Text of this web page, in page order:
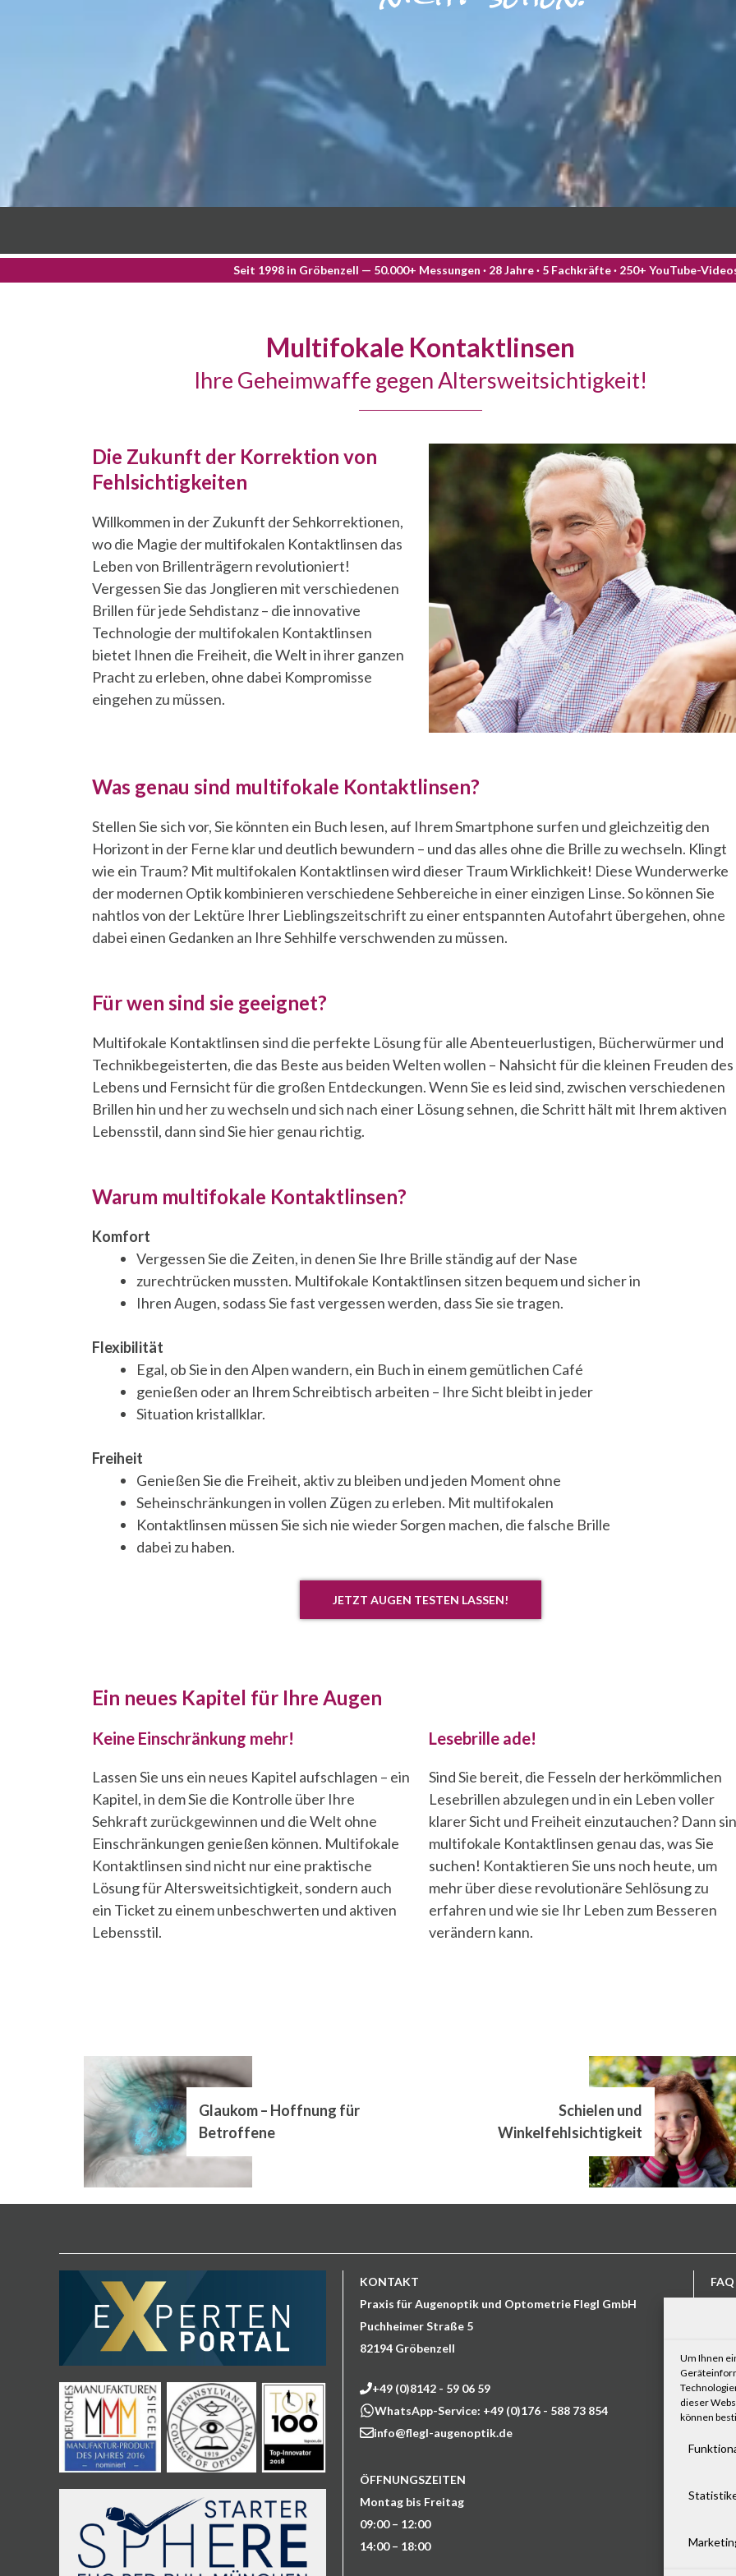
Um Ihnen
dieser
können
Seit 1998 in Gröbenzell — 50.000+ Messungen · 28 Jahre · 5 Fachkräfte · 250+ YouTube-
Multifokale Kontaktlinsen
Ihre Geheimwaffe gegen Altersweitsichtigkeit!
Die Zukunft der Korrektion von
Fehlsichtigkeiten
Willkommen in der Zukunft der Sehkorrektionen,
wo die Magie der multifokalen Kontaktlinsen das
Leben von Brillenträgern revolutioniert!
Vergessen Sie das Jonglieren mit verschiedenen
Brillen für jede Sehdistanz – die innovative
Technologie der multifokalen Kontaktlinsen
bietet Ihnen die Freiheit, die Welt in ihrer ganzen
Pracht zu erleben, ohne dabei Kompromisse
eingehen zu müssen.
Was genau sind multifokale Kontaktlinsen?
Stellen Sie sich vor, Sie könnten ein Buch lesen, auf Ihrem Smartphone surfen und gleichzeitig den
Horizont in der Ferne klar und deutlich bewundern – und das alles ohne die Brille zu wechseln. Klingt
wie ein Traum? Mit multifokalen Kontaktlinsen wird dieser Traum Wirklichkeit! Diese Wunderwerke
der modernen Optik kombinieren verschiedene Sehbereiche in einer einzigen Linse. So können Sie
nahtlos von der Lektüre Ihrer Lieblingszeitschrift zu einer entspannten Autofahrt übergehen, ohne
dabei einen Gedanken an Ihre Sehhilfe verschwenden zu müssen.
Für wen sind sie geeignet?
Multifokale Kontaktlinsen sind die perfekte Lösung für alle Abenteuerlustigen, Bücherwürmer und
Technikbegeisterten, die das Beste aus beiden Welten wollen – Nahsicht für die kleinen Freuden des
Lebens und Fernsicht für die großen Entdeckungen. Wenn Sie es leid sind, zwischen verschiedenen
Brillen hin und her zu wechseln und sich nach einer Lösung sehnen, die Schritt hält mit Ihrem aktiven
Lebensstil, dann sind Sie hier genau richtig.
Warum multifokale Kontaktlinsen?
Komfort
Vergessen Sie die Zeiten, in denen Sie Ihre Brille ständig auf der Nase
zurechtrücken mussten. Multifokale Kontaktlinsen sitzen bequem und sicher in
Ihren Augen, sodass Sie fast vergessen werden, dass Sie sie tragen.
Flexibilität
Egal, ob Sie in den Alpen wandern, ein Buch in einem gemütlichen Café
genießen oder an Ihrem Schreibtisch arbeiten – Ihre Sicht bleibt in jeder
Situation kristallklar.
Freiheit
Genießen Sie die Freiheit, aktiv zu bleiben und jeden Moment ohne
Seheinschränkungen in vollen Zügen zu erleben. Mit multifokalen
Kontaktlinsen müssen Sie sich nie wieder Sorgen machen, die falsche Brille
dabei zu haben.
JETZT AUGEN TESTEN LASSEN!
Ein neues Kapitel für Ihre Augen
Keine Einschränkung mehr!
Lassen Sie uns ein neues Kapitel aufschlagen – ein
Kapitel, in dem Sie die Kontrolle über Ihre
Sehkraft zurückgewinnen und die Welt ohne
Einschränkungen genießen können. Multifokale
Kontaktlinsen sind nicht nur eine praktische
Lösung für Altersweitsichtigkeit, sondern auch
ein Ticket zu einem unbeschwerten und aktiven
Lebensstil.
Lesebrille ade!
Sind Sie bereit, die Fesseln der herkömmlichen
Lesebrillen abzulegen und in ein Leben voller
klarer Sicht und Freiheit einzutauchen? Dann
multifokale Kontaktlinsen genau das, was Sie
suchen! Kontaktieren Sie uns noch heute, um
mehr über diese revolutionäre Sehlösung zu
erfahren und wie sie Ihr Leben zum Besseren
verändern kann.
Glaukom – Hoffnung für
Betroffene
Schielen und
Winkelfehlsichtigkeit
KONTAKT
Praxis für Augenoptik und Optometrie Flegl GmbH
Puchheimer Straße 5
82194 Gröbenzell
+49 (0)8142 - 59 06 59
WhatsApp-Service: +49 (0)176 - 588 73 854
info@flegl-augenoptik.de
ÖFFNUNGSZEITEN
Montag bis Freitag
09:00 – 12:00
14:00 – 18:00
FAQ
Seit
TV-